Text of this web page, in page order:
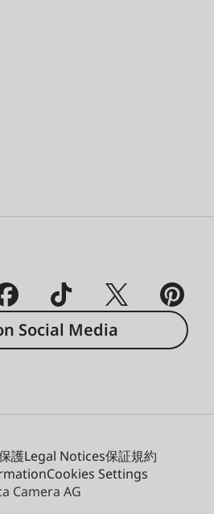
Social Media
護Legal Notices保証規約
Cookies Settings
Camera AG